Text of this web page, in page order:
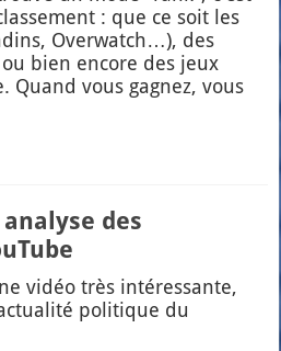
: que ce soit les
Over­watch…), des
bien encore des jeux
Quand vous gagnez, vous
des
vidéo très inté­res­sante,
poli­tique du